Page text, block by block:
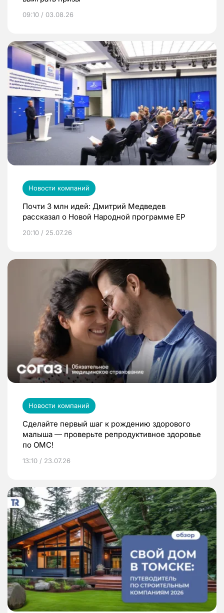
09:10 / 03.08.26
Новости компаний
Почти 3 млн идей: Дмитрий Медведев
рассказал о Новой Народной программе ЕР
20:10 / 25.07.26
Новости компаний
Сделайте первый шаг к рождению здорового
малыша — проверьте репродуктивное здоровье
по ОМС!
13:10 / 23.07.26